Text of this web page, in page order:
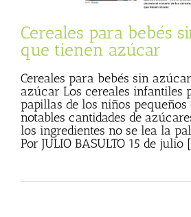
Cereales para bebés
que tienen azúcar
Cereales para bebés sin
azúcar Los cereales infantiles
papillas de los niños pequeños
notables cantidades de
los ingredientes no se lea la
Por JULIO BASULTO 15 de julio